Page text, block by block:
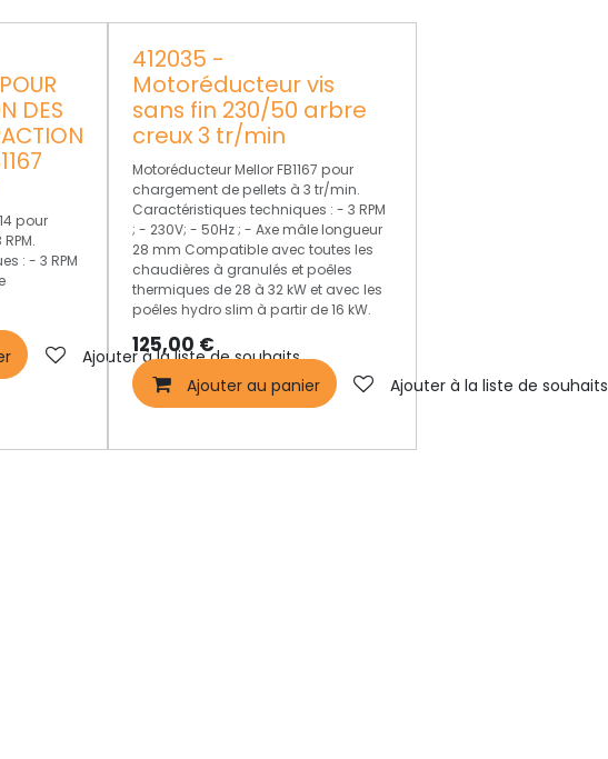
DES
pour
: - 3 RPM
Ajouter à la liste de souhaits
412035 -
Motoréducteur vis
sans fin 230/50 arbre
creux 3 tr/min
Motoréducteur Mellor FB1167 pour
chargement de pellets à 3 tr/min.
Caractéristiques techniques : - 3 RPM
; - 230V; - 50Hz ; - Axe mâle longueur
28 mm Compatible avec toutes les
chaudières à granulés et poêles
thermiques de 28 à 32 kW et avec les
poêles hydro slim à partir de 16 kW.
125,00 €
Ajouter au panier Ajouter à la liste de souhaits